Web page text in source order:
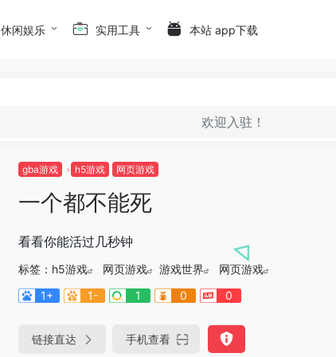
休闲娱乐 实用工具 本站 app下载
欢迎入驻！
gba游戏 h5游戏 网页游戏
一个都不能死
看看你能活过几秒钟
标签： h5游戏 网页游戏 游戏世界
网页游戏
1+
1- 1 0 0
链接直达 手机查看